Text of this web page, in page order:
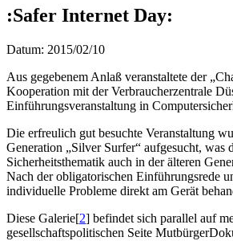
:Safer Internet Day:
Datum: 2015/02/10
Aus gegebenem Anlaß veranstaltete der
Kooperation mit der Verbraucherzentrale
Einführungsveranstaltung in
Die erfreulich gut besuchte Veranstaltung
Generation „Silver Surfer“ aufgesucht, was
Sicherheitsthematik auch in der älteren
Nach der obligatorischen Einführungsrede
individuelle Probleme direkt am Gerät
Diese Galerie[2] befindet sich parallel auf
gesellschaftspolitischen Seite Mutbürger